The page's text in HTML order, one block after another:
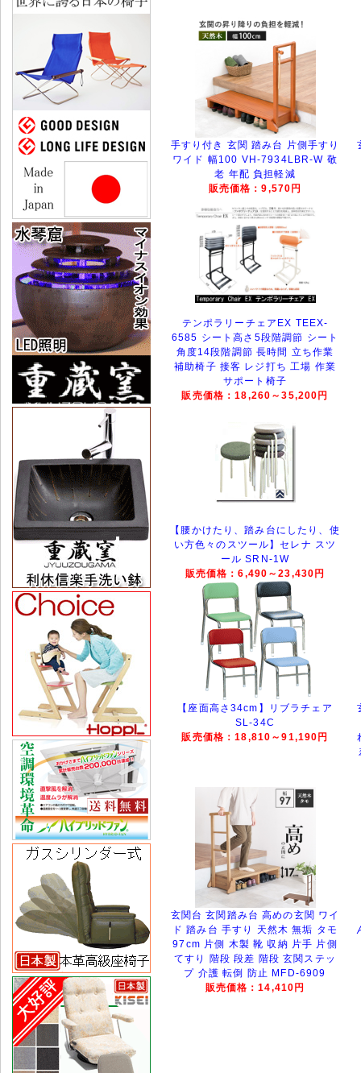
手すり付き 玄関 踏み台 片側手すり
ワイド 幅100 VH-7934LBR-W 敬
老 年配 負担軽減
販売価格：9,570円
テンポラリーチェアEX TEEX-
6585 シート高さ5段階調節 シート
角度14段階調節 長時間 立ち作業
補助椅子 接客 レジ打ち 工場 作業
サポート椅子
販売価格：18,260～35,200円
【腰かけたり、踏み台にしたり、使
い方色々のスツール】セレナ スツ
ール SRN-1W
販売価格：6,490～23,430円
【座面高さ34cm】リブラチェア
SL-34C
販売価格：18,810～91,190円
玄関台 玄関踏み台 高めの玄関 ワイ
ド 踏み台 手すり 天然木 無垢 タモ
97cm 片側 木製 靴 収納 片手 片側
てすり 階段 段差 階段 玄関ステッ
プ 介護 転倒 防止 MFD-6909
販売価格：14,410円